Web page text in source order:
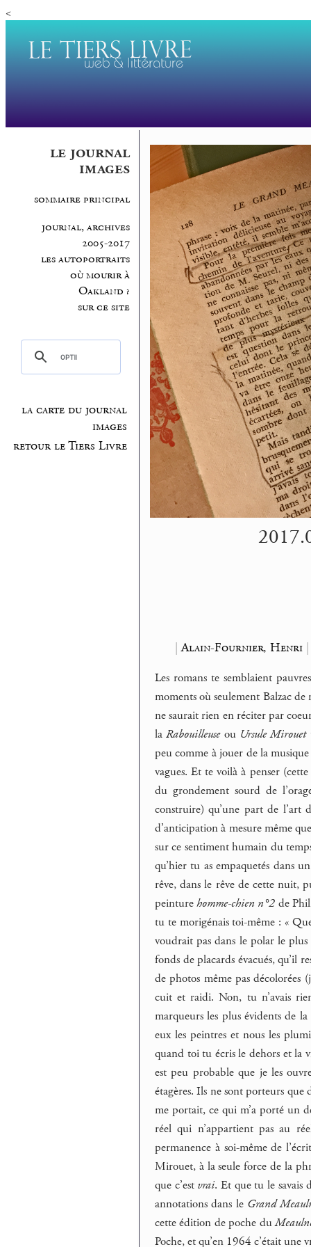
<
le journal
images
sommaire principal
journal, archives
2005-2017
les autoportraits
où mourir à
Oakland ?
sur ce site
la carte du journal
images
retour le Tiers Livre
|Alain-Fournier, Henri
Les romans te semblaient
moments où seulement Balzac
ne saurait rien en réciter par
laRabouilleuseou Ursule Mirouet
peu comme à jouer de la
vagues. Et te voilà à penser
du grondement sourd de
construire) qu’une part de l’art
d’anticipation à mesure même
sur ce sentiment humain du
qu’hier tu as empaquetés dans
rêve, dans le rêve de cette nuit,
peinturehomme-chien n°2 de
tu te morigénais toi-même : «
voudrait pas dans le polar le
fonds de placards évacués, qu’il
de photos même pas décolorées
cuit et raidi. Non, tu n’avais
marqueurs les plus évidents de
eux les peintres et nous les
quand toi tu écris le dehors et la
est peu probable que je les
étagères. Ils ne sont porteurs que
me portait, ce qui m’a porté un
réel qui n’appartient pas au
permanence à soi-même de
Mirouet, à la seule force de la
que c’est vrai. Et que tu le savais
annotations dans le Grand
cette édition de poche du
Poche, et qu’en 1964 c’était